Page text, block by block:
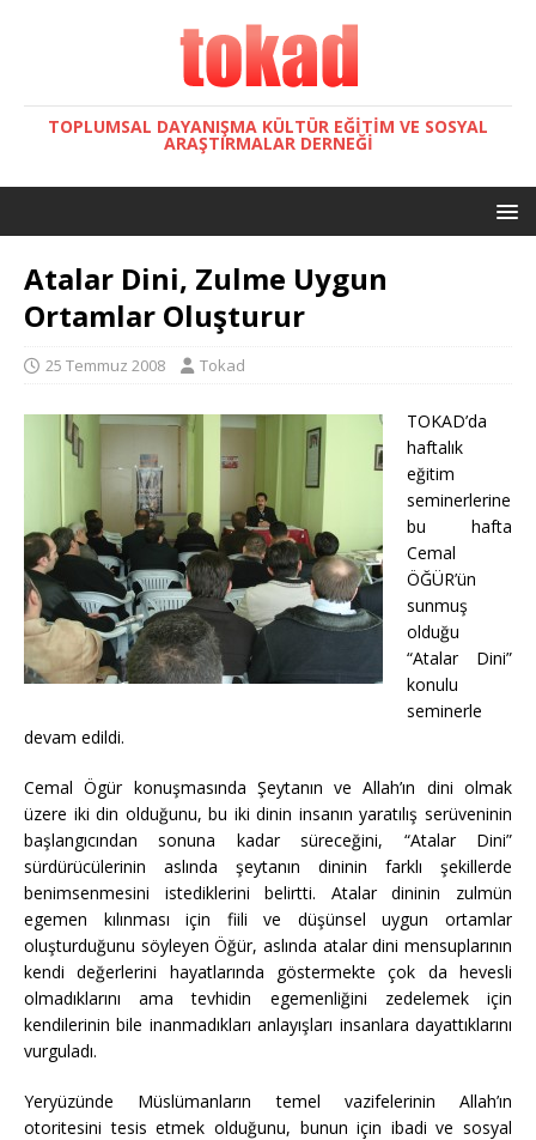
TOPLUMSAL DAYANIŞMA KÜLTÜR EĞITIM VE SOSYAL
ARAŞTIRMALAR DERNEĞI
Atalar Dini, Zulme Uygun
Ortamlar Oluşturur
25 Temmuz 2008 Tokad
TOKAD’da
haftalık
eğitim
seminerlerine
bu hafta
Cemal
ÖĞÜR’ün
sunmuş
olduğu
“Atalar Dini”
konulu
seminerle
devam edildi.
Cemal Ögür konuşmasında Şeytanın ve Allah’ın dini olmak
üzere iki din olduğunu, bu iki dinin insanın yaratılış serüveninin
başlangıcından sonuna kadar süreceğini, “Atalar Dini”
sürdürücülerinin aslında şeytanın dininin farklı şekillerde
benimsenmesini istediklerini belirtti. Atalar dininin zulmün
egemen kılınması için fiili ve düşünsel uygun ortamlar
oluşturduğunu söyleyen Öğür, aslında atalar dini mensuplarının
kendi değerlerini hayatlarında göstermekte çok da hevesli
olmadıklarını ama tevhidin egemenliğini zedelemek için
kendilerinin bile inanmadıkları anlayışları insanlara dayattıklarını
vurguladı.
Yeryüzünde Müslümanların temel vazifelerinin Allah’ın
otoritesini tesis etmek olduğunu, bunun için ibadi ve sosyal